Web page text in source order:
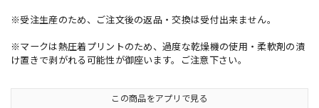
※受注生産のため、ご注文後の返品・交換は受付出来ません。
※マークは熱圧着プリントのため、過度な乾燥機の使用・柔軟剤の漬
け置きで剥がれる可能性が御座います。ご注意下さい。
この商品をアプリで見る